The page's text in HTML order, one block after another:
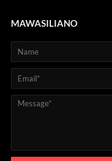
MAWASILIANO